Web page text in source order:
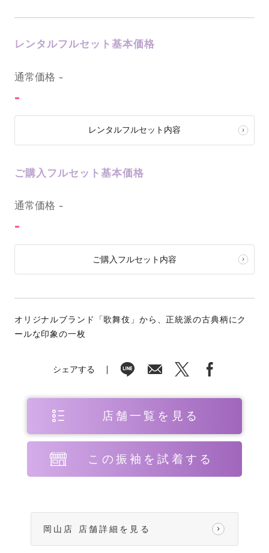
レンタルフルセット基本価格
通常価格 -
-
レンタルフルセット内容
ご購入フルセット基本価格
通常価格 -
-
ご購入フルセット内容
オリジナルブランド「歌舞伎」から、正統派の古典柄にク
ールな印象の一枚
シェアする
店舗一覧を見る
この振袖を試着する
岡山店 店舗詳細を見る